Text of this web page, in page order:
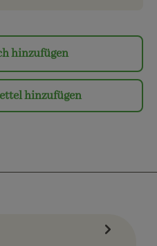
hinzufügen
hinzufügen